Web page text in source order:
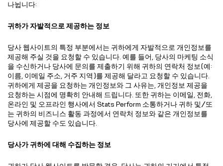
나뉩니다:
귀하가 자발적으로 제공하는 정보
당사 웹사이트의 특정 부분에서는 귀하에게 자발적으로 개인정보를
제공해 주실 것을 요청할 수 있습니다. 예를 들어, 당사의 마케팅 소식
을 수신하거나 당사에 문의를 제출하기 위해 귀하의 연락처 정보(예:
이름, 이메일 주소, 거주 지역)를 제공해 달라고 요청할 수 있습니다.
귀하에게 제공을 요청하는 개인정보와 그 사유는, 개인정보 제공을
요청하는 시점에 명확히 안내해 드립니다. 또한 귀하는 이메일, 전화,
온라인 및 오프라인 행사에서 Stats Perform 소통하거나 귀하 및/또
는 귀하의 비즈니스 활동 과정에서 연락처 정보와 같은 개인정보를
당사에 제공할 수도 있습니다.
당사가 귀하에 대해 수집하는 정보